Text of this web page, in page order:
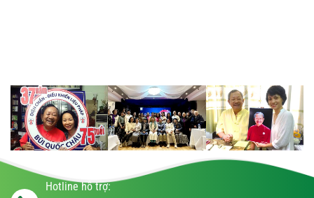
Hotline hỗ trợ: